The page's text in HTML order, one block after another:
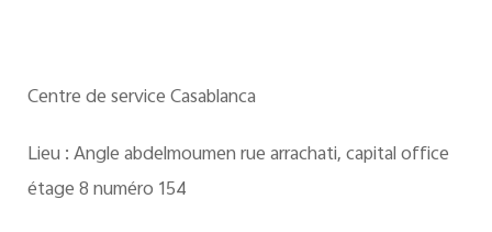
Centre de serviceCasablanca
Lieu :Angle abdelmoumen rue arrachati, capital office
étage 8 numéro 154